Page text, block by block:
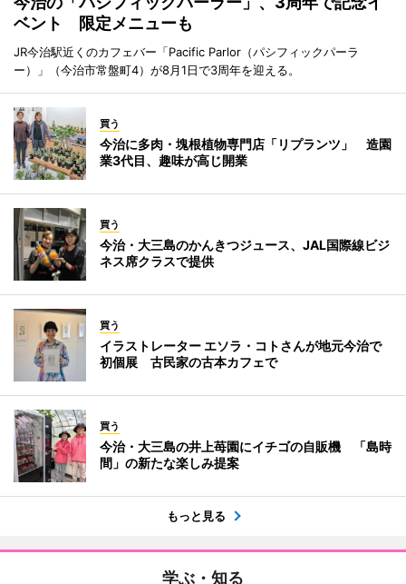
ベント 限定メニューも
JR今治駅近くのカフェバー「Pacific Parlor（パシフィックパーラ
ー）」（今治市常盤町4）が8月1日で3周年を迎える。
買う
今治に多肉・塊根植物専門店「リプランツ」 造園
業3代目、趣味が高じ開業
買う
今治・大三島のかんきつジュース、JAL国際線ビジ
ネス席クラスで提供
買う
イラストレーター エソラ・コトさんが地元今治で
初個展 古民家の古本カフェで
買う
今治・大三島の井上苺園にイチゴの自販機 「島時
間」の新たな楽しみ提案
もっと見る
学ぶ・知る